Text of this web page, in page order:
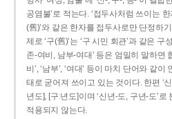
공염불’로 적는다. ‘접두사처럼 쓰이는
(舊)’와 같은 한자를 접두사로만 단정하
제로 ‘구(舊)’는 ‘구 시민 회관’과 같은
존­-여비, 남부-­여대’ 등은 엄밀히 말하면
비’, ‘남부’, ‘여대’ 등이 마치 단어와 같
태로 굳어져 쓰이고 있는 것이다. 한편 ‘
년도], [구ː년도]이며 ‘신년­-도, 구년-­도’
적용되지 않는다.